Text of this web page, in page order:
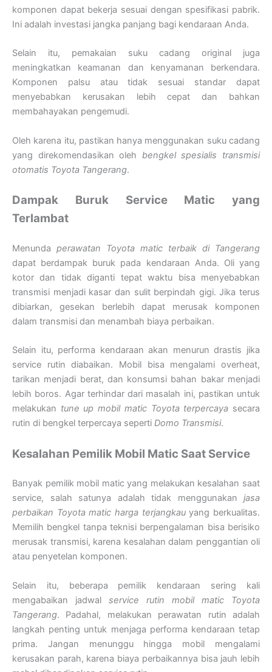
komponen dapat bekerja sesuai dengan spesifikasi pabrik.
Ini adalah investasi jangka panjang bagi kendaraan Anda.
Selain itu, pemakaian suku cadang original juga
meningkatkan keamanan dan kenyamanan berkendara.
Komponen palsu atau tidak sesuai standar dapat
menyebabkan kerusakan lebih cepat dan bahkan
membahayakan pengemudi.
Oleh karena itu, pastikan hanya menggunakan suku cadang
yang direkomendasikan oleh bengkel spesialis transmisi
otomatis Toyota Tangerang.
Dampak Buruk Service Matic yang
Terlambat
Menunda perawatan Toyota matic terbaik di Tangerang
dapat berdampak buruk pada kendaraan Anda. Oli yang
kotor dan tidak diganti tepat waktu bisa menyebabkan
transmisi menjadi kasar dan sulit berpindah gigi. Jika terus
dibiarkan, gesekan berlebih dapat merusak komponen
dalam transmisi dan menambah biaya perbaikan.
Selain itu, performa kendaraan akan menurun drastis jika
service rutin diabaikan. Mobil bisa mengalami overheat,
tarikan menjadi berat, dan konsumsi bahan bakar menjadi
lebih boros. Agar terhindar dari masalah ini, pastikan untuk
melakukan tune up mobil matic Toyota terpercaya secara
rutin di bengkel terpercaya seperti Domo Transmisi.
Kesalahan Pemilik Mobil Matic Saat Service
Banyak pemilik mobil matic yang melakukan kesalahan saat
service, salah satunya adalah tidak menggunakan jasa
perbaikan Toyota matic harga terjangkauyang berkualitas.
Memilih bengkel tanpa teknisi berpengalaman bisa berisiko
merusak transmisi, karena kesalahan dalam penggantian oli
atau penyetelan komponen.
Selain itu, beberapa pemilik kendaraan sering kali
mengabaikan jadwal service rutin mobil matic Toyota
Tangerang. Padahal, melakukan perawatan rutin adalah
langkah penting untuk menjaga performa kendaraan tetap
prima. Jangan menunggu hingga mobil mengalami
kerusakan parah, karena biaya perbaikannya bisa jauh lebih